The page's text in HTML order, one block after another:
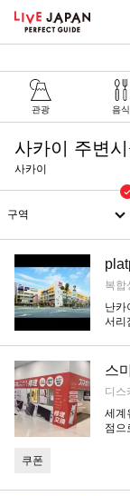
관광 음식
사카이 주변
사카이
구역
복합
난카
서리
스
디스
세계
점으
쿠폰